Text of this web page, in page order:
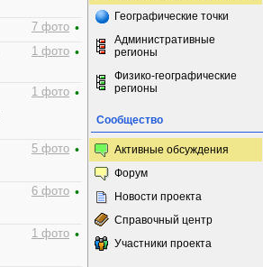
7 фото •
1 фото •
1 фото •
5 фото •
6 фото •
1 фото •
Географические точки
Административные
регионы
Физико-географические
регионы
Сообщество
Активные обсуждения
Форум
Новости проекта
Справочный центр
Участники проекта